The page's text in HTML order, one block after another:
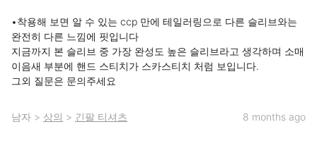
•착용해 보면 알 수 있는 ccp 만에 테일러링으로 다른 슬리브와는
완전히 다른 느낌에 핏입니다
지금까지 본 슬리브 중 가장 완성도 높은 슬리브라고 생각하며 소매
이음새 부분에 핸드 스티치가 스카스티치 처럼 보입니다.
그외 질문은 문의주세요
남자 > 상의 > 긴팔 티셔츠 8 months ago